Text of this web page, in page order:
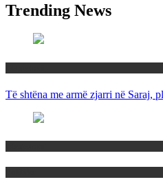
Trending News
Të shtëna me armë zjarri në Saraj,